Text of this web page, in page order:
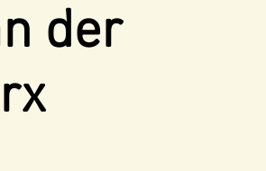
der